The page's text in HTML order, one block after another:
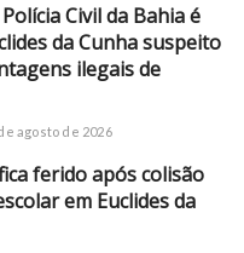
Civil da Bahia é
da Cunha suspeito
ilegais de
agosto de 2026
ferido após colisão
em Euclides da